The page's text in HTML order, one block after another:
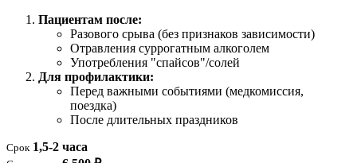
Пациентам после:
Разового срыва (без признаков зависимости)
Отравления суррогатным алкоголем
Употребления "спайсов"/солей
Для профилактики:
Перед важными событиями (медкомиссия,
поездка)
После длительных праздников
Срок 1,5-2 часа